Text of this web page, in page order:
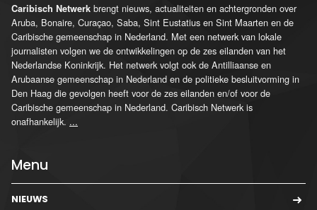
Caribisch Netwerk brengt nieuws, actualiteiten en achtergronden over
Aruba, Bonaire, Curaçao, Saba, Sint Eustatius en Sint Maarten en de
Caribische gemeenschap in Nederland. Met een netwerk van lokale
journalisten volgen we de ontwikkelingen op de zes eilanden van het
Nederlandse Koninkrijk. Het netwerk volgt ook de Antilliaanse en
Arubaanse gemeenschap in Nederland en de politieke besluitvorming in
Den Haag die gevolgen heeft voor de zes eilanden en/of voor de
Caribische gemeenschap in Nederland. Caribisch Netwerk is
onafhankelijk. ...
Menu
NIEUWS